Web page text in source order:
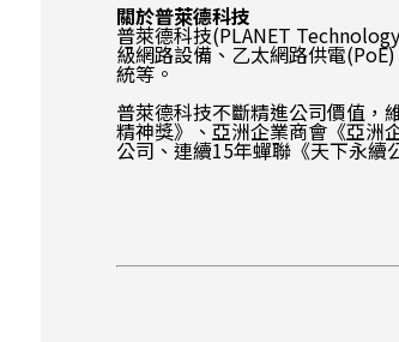
關於普萊德科技
普萊德科技(PLANET
級網路設備、乙太網路供電
統等。
普萊德科技不斷精進公司價值，
精神獎》、亞洲企業商會《亞洲
公司、連續15年蟬聯《天下永續